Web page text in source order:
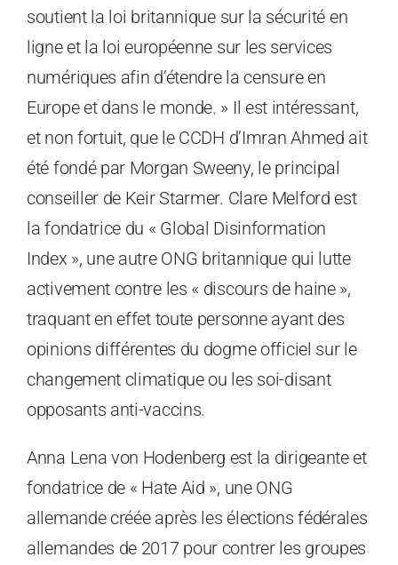
soutient la loi britannique sur la sécurité en
ligne et la loi européenne sur les services
numériques afin d’étendre la censure en
Europe et dans le monde. » Il est intéressant,
et non fortuit, que le CCDH d’Imran Ahmed ait
été fondé par Morgan Sweeny, le principal
conseiller de Keir Starmer. Clare Melford est
la fondatrice du « Global Disinformation
Index », une autre ONG britannique qui lutte
activement contre les « discours de haine »,
traquant en effet toute personne ayant des
opinions différentes du dogme officiel sur le
changement climatique ou les soi-disant
opposants anti-vaccins.
Anna Lena von Hodenberg est la dirigeante et
fondatrice de « Hate Aid », une ONG
allemande créée après les élections fédérales
allemandes de 2017 pour contrer les groupes